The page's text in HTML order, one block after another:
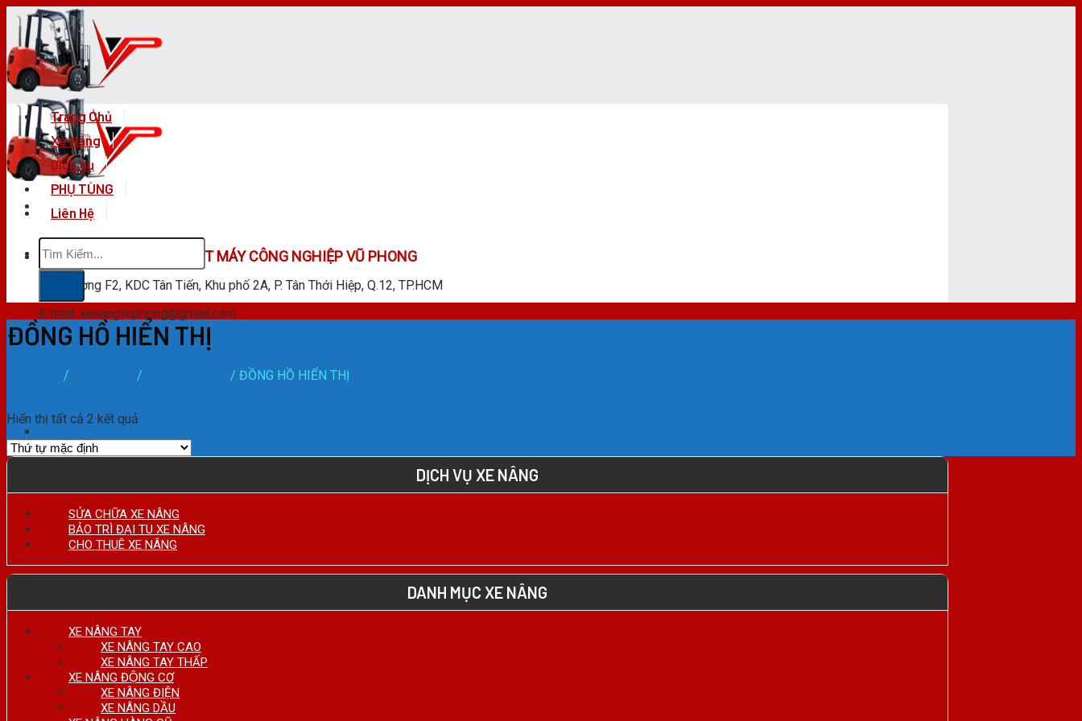
Skip
content
CÔNG TY TNHH KỸ THUẬT MÁY CÔNG NGHIỆP VŨ PHONG
F28 Đường F2, KDC Tân Tiến, Khu phố 2A, P. Tân Thới Hiệp, Q.12, TP.HCM
E-mail: xenangvuphong@gmail.com
Trang Chủ
Xe Nâng
Dịch Vụ
PHỤ TÙNG
Liên Hệ
Tìm
kiếm:
ĐỒNG HỒ HIỂN THỊ
/ / / ĐỒNG HỒ HIỂN THỊ
Hiển thị tất cả 2 kết quả
DỊCH VỤ XE NÂNG
SỬA CHỮA XE NÂNG
BẢO TRÌ ĐẠI TU XE NÂNG
CHO THUÊ XE NÂNG
DANH MỤC XE NÂNG
XE NÂNG TAY
XE NÂNG TAY CAO
XE NÂNG TAY THẤP
XE NÂNG ĐỘNG CƠ
XE NÂNG ĐIỆN
XE NÂNG DẦU